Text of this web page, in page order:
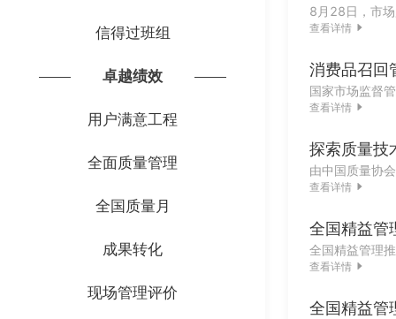
信得过班组
卓越绩效
用户满意工程
全面质量管理
全国质量月
成果转化
现场管理评价
查看详情
消费品召回
国家市场监督
查看详情
探索质量技
查看详情
全国精益管
查看详情
全国精益管